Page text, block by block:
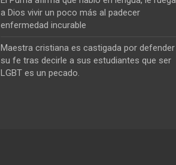
a Dios vivir un poco más al padecer
enfermedad incurable
Maestra cristiana es castigada por defender
su fe tras decirle a sus estudiantes que ser
LGBT es un pecado.